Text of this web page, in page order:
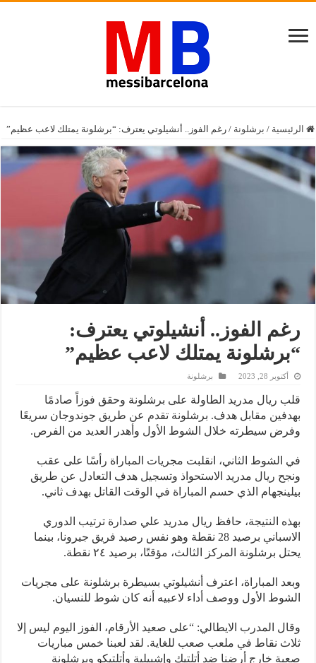
الرئيسية / برشلونة / رغم الفوز.. أنشيلوتي يعترف: “برشلونة يمتلك لاعب عظيم”
رغم الفوز.. أنشيلوتي يعترف:
“برشلونة يمتلك لاعب عظيم”
أكتوبر 28, 2023 برشلونة
قلب ريال مدريد الطاولة على برشلونة وحقق فوزاً صادمًا
بهدفين مقابل هدف. برشلونة تقدم عن طريق جوندوجان سريعًا
وفرض سيطرته خلال الشوط الأول وأهدر العديد من الفرص.
في الشوط الثاني، انقلبت مجريات المباراة رأسًا على عقب
ونجح ريال مدريد الاستحواذ وتسجيل هدف التعادل عن طريق
بيلينجهام الذي حسم المباراة في الوقت القاتل بهدف ثاني.
بهذه النتيجة، حافظ ريال مدريد علي صدارة ترتيب الدوري
الاسباني برصيد 28 نقطة وهو نفس رصيد فريق جيرونا، بينما
يحتل برشلونة المركز الثالث، مؤقتًا، برصيد ٢٤ نقطة.
وبعد المباراة، اعترف أنشيلوتي بسيطرة برشلونة على مجريات
الشوط الأول ووصف أداء لاعبيه أنه كان شوط للنسيان.
وقال المدرب الايطالي: “على صعيد الأرقام، الفوز اليوم ليس إلا
ثلاث نقاط في ملعب صعب للغاية. لقد لعبنا خمس مباريات
صعبة خارج أرضنا ضد أتلتيك وإشبيلية وأتلتيكو وبرشلونة